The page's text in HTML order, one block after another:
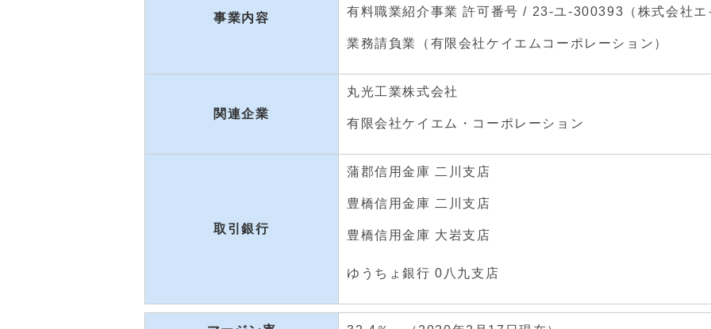
事業内容 有料職業紹介事業 許可番号 / 23-ユ-300393（株式会社エ
業務請負業（有限会社ケイエムコーポレーション）
関連企業
丸光工業株式会社
有限会社ケイエム・コーポレーション
取引銀行
蒲郡信用金庫 二川支店
豊橋信用金庫 二川支店
豊橋信用金庫 大岩支店
ゆうちょ銀行 0八九支店